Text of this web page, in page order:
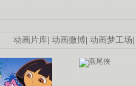
动画片库 动画微博 动画梦工场